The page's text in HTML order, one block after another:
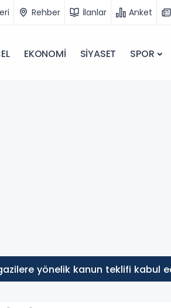
Rehber İlanlar Anket
EKONOMİ SİYASET SPOR
yönelik kanun teklifi kabul edildi